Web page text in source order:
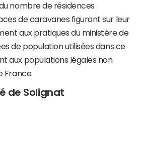
nombre de résidences
de caravanes figurant sur leur
aux pratiques du ministère de
de population utilisées dans ce
aux populations légales non
France.
de Solignat